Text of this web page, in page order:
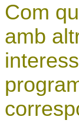
Com
amb